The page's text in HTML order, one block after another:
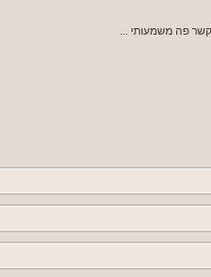
פה משמעותי ...